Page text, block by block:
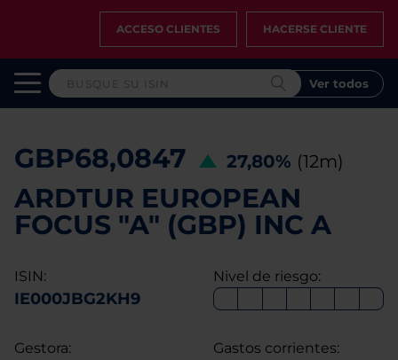
ACCESO CLIENTES HACERSE CLIENTE
Ver todos
GBP68,0847 27,80% (12m)
ARDTUR EUROPEAN
FOCUS "A" (GBP) INC A
ISIN:
IE000JBG2KH9
Nivel de riesgo:
Gestora: Gastos corrientes: